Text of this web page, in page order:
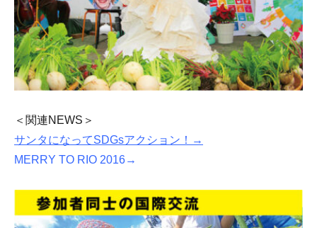
＜関連NEWS＞
サンタになってSDGsアクション！→
MERRY TO RIO 2016→